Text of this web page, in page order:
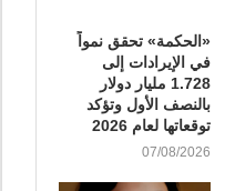
«الحكمة» تحقق نمواً
في الإيرادات إلى
1.728 مليار دولار
بالنصف الأول وتؤكد
توقعاتها لعام 2026
07/08/2026